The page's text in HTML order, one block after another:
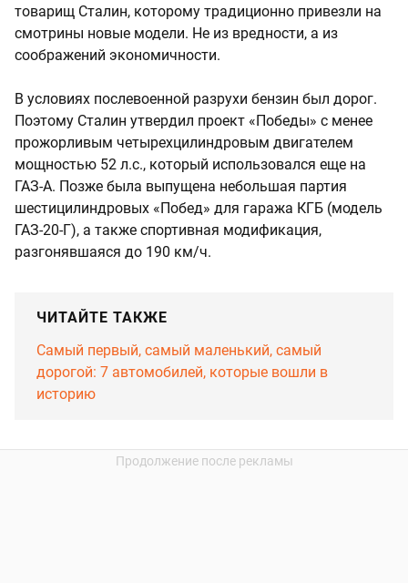
товарищ Сталин, которому традиционно привезли на
смотрины новые модели. Не из вредности, а из
соображений экономичности.
В условиях послевоенной разрухи бензин был дорог.
Поэтому Сталин утвердил проект «Победы» с менее
прожорливым четырехцилиндровым двигателем
мощностью 52 л.с., который использовался еще на
ГАЗ-А. Позже была выпущена небольшая партия
шестицилиндровых «Побед» для гаража КГБ (модель
ГАЗ-20-Г), а также спортивная модификация,
разгонявшаяся до 190 км/ч.
ЧИТАЙТЕ ТАКЖЕ
Самый первый, самый маленький, самый
дорогой: 7 автомобилей, которые вошли в
историю